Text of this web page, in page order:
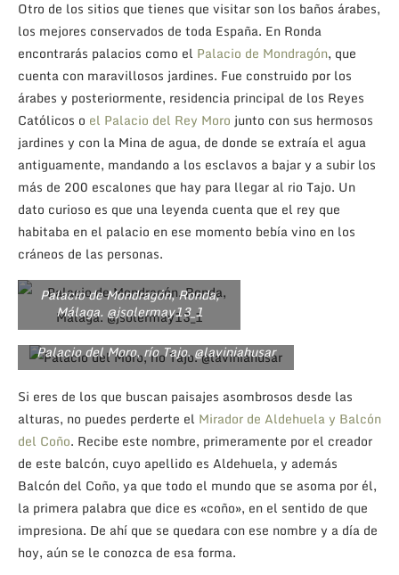
Otro de los sitios que tienes que visitar son los baños árabes,
los mejores conservados de toda España. En Ronda
encontrarás palacios como el Palacio de Mondragón, que
cuenta con maravillosos jardines. Fue construido por los
árabes y posteriormente, residencia principal de los Reyes
Católicos o el Palacio del Rey Moro junto con sus hermosos
jardines y con la Mina de agua, de donde se extraía el agua
antiguamente, mandando a los esclavos a bajar y a subir los
más de 200 escalones que hay para llegar al rio Tajo. Un
dato curioso es que una leyenda cuenta que el rey que
habitaba en el palacio en ese momento bebía vino en los
cráneos de las personas.
Palacio de Mondragón, Ronda,
Málaga. @jsolermay13_1
Palacio del Moro, río Tajo. @laviniahusar
Si eres de los que buscan paisajes asombrosos desde las
alturas, no puedes perderte el Mirador de Aldehuela y Balcón
del Coño. Recibe este nombre, primeramente por el creador
de este balcón, cuyo apellido es Aldehuela, y además
Balcón del Coño, ya que todo el mundo que se asoma por él,
la primera palabra que dice es «coño», en el sentido de que
impresiona. De ahí que se quedara con ese nombre y a día de
hoy, aún se le conozca de esa forma.